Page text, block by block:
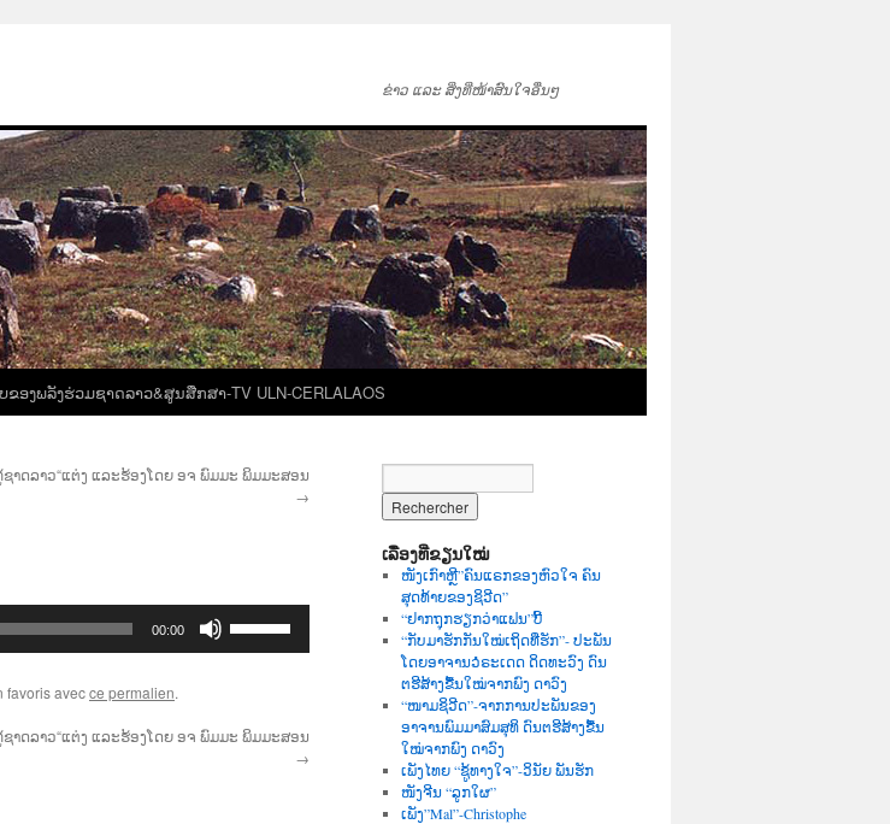
ຂ່າວ ແລະ ສິ່ງທີ່ໜ້າສົນໃຈອື່ນໆ
ຂອງພລັງຮ່ວມຊາດລາວ&ສູນສືກສາ-TV ULN-CERLALAOS
ຊາດລາວ“ແຕ່ງ ແລະຮ້ອງໂດຍ ອຈ ພົມມະ ພິມມະສອນ
→
00:00
pour
augmenter
favoris avecce permalien.
ຊາດລາວ“ແຕ່ງ ແລະຮ້ອງໂດຍ ອຈ ພົມມະ ພິມມະສອນ
→
ເລື່ອງທີ່ຂຽນໃໝ່
ໜັງເກົາຫຼີ”ຄົນແຣກຂອງຫົວໃຈ ຄົນ
ສຸດທ້າຍຂອງຊິວີດ”
“ຢາກຖຸກຮຽກວ່າແຟນ”ບີ້
“ກັບມາຮັກກັນໃໝ່ເຖິດທີ່ຮັກ”- ປະພັນ
ໂດຍອາຈານວໍຣະເດດ ດິດທະວົງ ດົນ
ຕຮີສ້າງຂື້ນໃໝ່ຈາກພົງ ດາວົງ
“ໜາມຊິວີດ”-ຈາກການປະພັນຂອງ
ອາຈານພົມມາສົມສຸທິ ດົນຕຮີສ້າງຂື້ນ
ໃໝ່ຈາກພົງ ດາວົງ
ເພັງໄທຍ “ຊູ້ທາງໃຈ”-ວິນັຍ ພັນຮັກ
ໜັງຈີນ “ລູກໃຜ”
ເພັງ”Mal”-Christophe